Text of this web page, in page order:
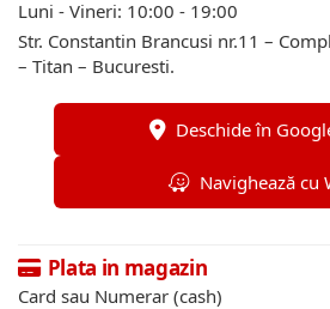
Luni - Vineri: 10:00 - 19:00
Str. Constantin Brancusi nr.11 –
– Titan – Bucuresti.
Deschide în
Navighează cu
Plata in magazin
Card sau Numerar (cash)